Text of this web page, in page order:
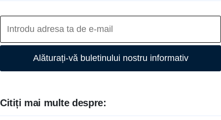
Alăturați-vă buletinului nostru informativ
Citiți mai multe despre: